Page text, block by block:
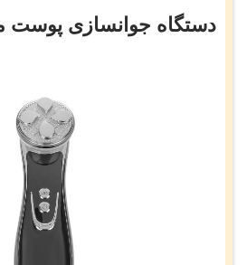
دستگاه جوانسازی پوست